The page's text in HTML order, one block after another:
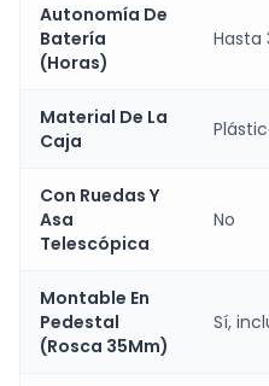
Autonomía De
Batería
(Horas)
Hasta
Material De La
Caja
Con Ruedas Y
Asa
Telescópica
No
Montable En
Pedestal
(Rosca 35Mm)
Sí,